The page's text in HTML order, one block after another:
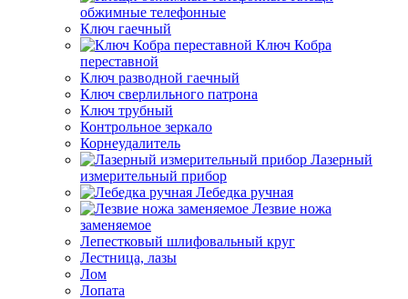
обжимные телефонные
Ключ гаечный
Ключ Кобра
переставной
Ключ разводной гаечный
Ключ сверлильного патрона
Ключ трубный
Контрольное зеркало
Корнеудалитель
Лазерный
измерительный прибор
Лебедка ручная
Лезвие ножа
заменяемое
Лепестковый шлифовальный круг
Лестница, лазы
Лом
Лопата